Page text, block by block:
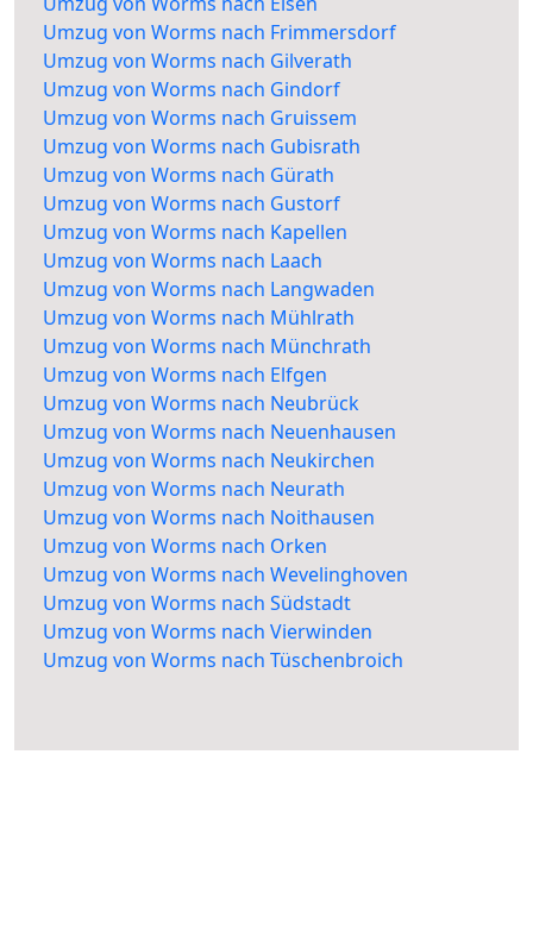
Umzug von Worms nach Frimmersdorf
Umzug von Worms nach Gilverath
Umzug von Worms nach Gindorf
Umzug von Worms nach Gruissem
Umzug von Worms nach Gubisrath
Umzug von Worms nach Gürath
Umzug von Worms nach Gustorf
Umzug von Worms nach Kapellen
Umzug von Worms nach Laach
Umzug von Worms nach Langwaden
Umzug von Worms nach Mühlrath
Umzug von Worms nach Münchrath
Umzug von Worms nach Elfgen
Umzug von Worms nach Neubrück
Umzug von Worms nach Neuenhausen
Umzug von Worms nach Neukirchen
Umzug von Worms nach Neurath
Umzug von Worms nach Noithausen
Umzug von Worms nach Orken
Umzug von Worms nach Wevelinghoven
Umzug von Worms nach Südstadt
Umzug von Worms nach Vierwinden
Umzug von Worms nach Tüschenbroich